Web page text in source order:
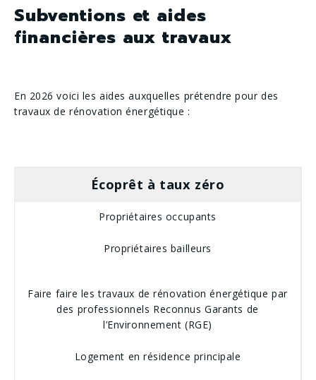
Subventions et aides
financières aux travaux
En 2026 voici les aides auxquelles prétendre pour des
travaux de rénovation énergétique :
Écoprêt à taux zéro
Propriétaires occupants
Propriétaires bailleurs
Faire faire les travaux de rénovation énergétique par
des professionnels Reconnus Garants de
l’Environnement (RGE)
Logement en résidence principale